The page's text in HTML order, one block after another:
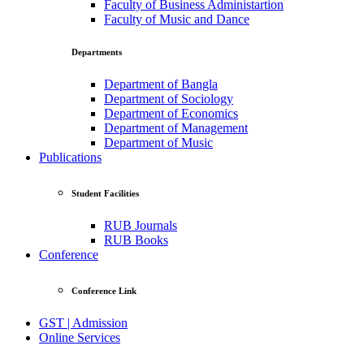
Faculty of Business Administartion
Faculty of Music and Dance
Departments
Department of Bangla
Department of Sociology
Department of Economics
Department of Management
Department of Music
Publications
Student Facilities
RUB Journals
RUB Books
Conference
Conference Link
GST | Admission
Online Services